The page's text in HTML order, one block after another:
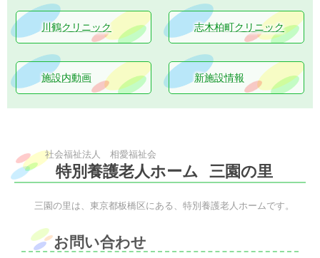
川鶴クリニック 志木柏町クリニック
施設内動画 新施設情報
社会福祉法人 相愛福祉会
特別養護老人ホーム 三園の里
三園の里は、東京都板橋区にある、特別養護老人ホームです。
お問い合わせ